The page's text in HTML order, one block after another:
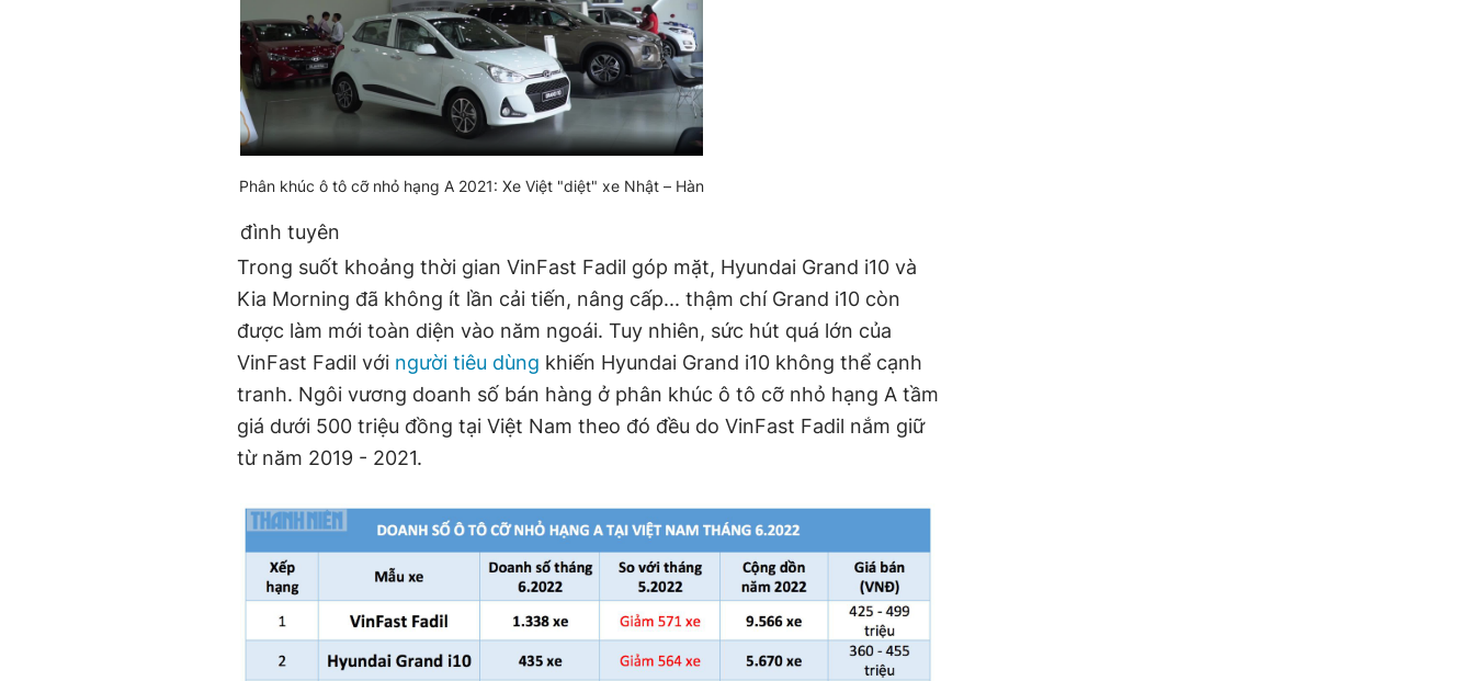
Phân khúc ô tô cỡ nhỏ hạng A 2021: Xe Việt "diệt" xe Nhật – Hàn
đình tuyên
Trong suốt khoảng thời gian VinFast Fadil góp mặt, Hyundai Grand i10 và
Kia Morning đã không ít lần cải tiến, nâng cấp... thậm chí Grand i10 còn
được làm mới toàn diện vào năm ngoái. Tuy nhiên, sức hút quá lớn của
VinFast Fadil với người tiêu dùng khiến Hyundai Grand i10 không thể cạnh
tranh. Ngôi vương doanh số bán hàng ở phân khúc ô tô cỡ nhỏ hạng A tầm
giá dưới 500 triệu đồng tại Việt Nam theo đó đều do VinFast Fadil nắm giữ
từ năm 2019 - 2021.